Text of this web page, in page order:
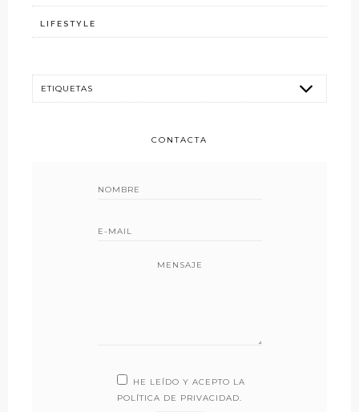
LIFESTYLE
CONTACTA
MENSAJE
HE LEÍDO Y ACEPTO LA
POLÍTICA DE PRIVACIDAD.